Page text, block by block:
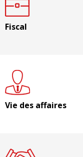
Fiscal
Vie des affaires